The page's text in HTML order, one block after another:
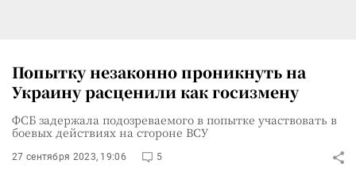
Попытку незаконно проникнуть на
Украину расценили как госизмену
ФСБ задержала подозреваемого в попытке участвовать в
боевых действиях на стороне ВСУ
27 сентября 2023, 19:06 5